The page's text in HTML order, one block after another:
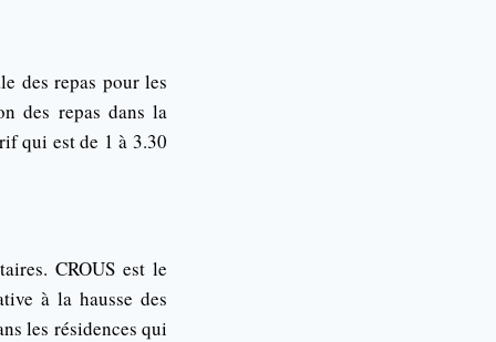
des repas pour les
des repas dans la
qui est de 1 à 3.30
CROUS est le
à la hausse des
les résidences qui